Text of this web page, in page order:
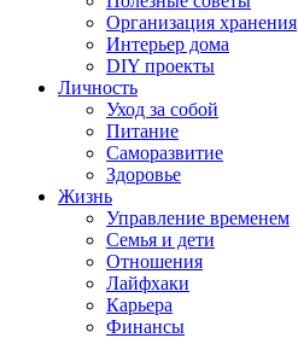
Организация хранения
Интерьер дома
DIY проекты
Личность
Уход за собой
Питание
Саморазвитие
Здоровье
Жизнь
Управление временем
Семья и дети
Отношения
Лайфхаки
Карьера
Финансы